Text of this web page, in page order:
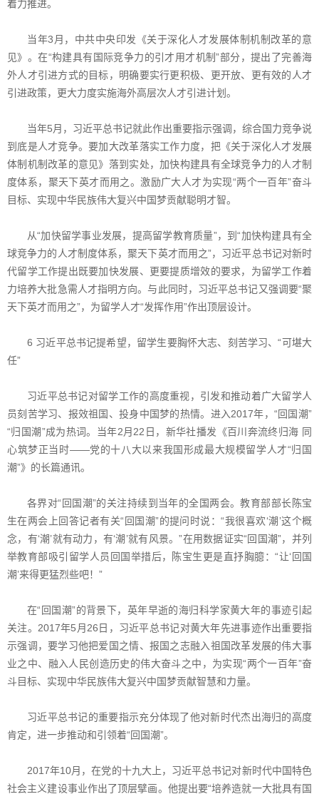
着力推进。
当年3月，中共中央印发《关于深化人才发展体制机制改革的意
见》。在“构建具有国际竞争力的引才用才机制”部分，提出了完善海
外人才引进方式的目标，明确要实行更积极、更开放、更有效的人才
引进政策，更大力度实施海外高层次人才引进计划。
当年5月，习近平总书记就此作出重要指示强调，综合国力竞争说
到底是人才竞争。要加大改革落实工作力度，把《关于深化人才发展
体制机制改革的意见》落到实处，加快构建具有全球竞争力的人才制
度体系，聚天下英才而用之。激励广大人才为实现“两个一百年”奋斗
目标、实现中华民族伟大复兴中国梦贡献聪明才智。
从“加快留学事业发展，提高留学教育质量”，到“加快构建具有全
球竞争力的人才制度体系，聚天下英才而用之”，习近平总书记对新时
代留学工作提出既要加快发展、更要提质增效的要求，为留学工作着
力培养大批急需人才指明方向。与此同时，习近平总书记又强调要“聚
天下英才而用之”，为留学人才“发挥作用”作出顶层设计。
6 习近平总书记提希望，留学生要胸怀大志、刻苦学习、“可堪大
任”
习近平总书记对留学工作的高度重视，引发和推动着广大留学人
员刻苦学习、报效祖国、投身中国梦的热情。进入2017年，“回国潮”
“归国潮”成为热词。当年2月22日，新华社播发《百川奔流终归海 同
心筑梦正当时——党的十八大以来我国形成最大规模留学人才“归国
潮”》的长篇通讯。
各界对“回国潮”的关注持续到当年的全国两会。教育部部长陈宝
生在两会上回答记者有关“回国潮”的提问时说：“我很喜欢‘潮’这个概
念，有‘潮’就有动力，有‘潮’就有风景。”在用数据证实“回国潮”，并列
举教育部吸引留学人员回国举措后，陈宝生更是直抒胸臆：“让‘回国
潮’来得更猛烈些吧！”
在“回国潮”的背景下，英年早逝的海归科学家黄大年的事迹引起
关注。2017年5月26日，习近平总书记对黄大年先进事迹作出重要指
示强调，要学习他把爱国之情、报国之志融入祖国改革发展的伟大事
业之中、融入人民创造历史的伟大奋斗之中，为实现“两个一百年”奋
斗目标、实现中华民族伟大复兴中国梦贡献智慧和力量。
习近平总书记的重要指示充分体现了他对新时代杰出海归的高度
肯定，进一步推动和引领着“回国潮”。
2017年10月，在党的十九大上，习近平总书记对新时代中国特色
社会主义建设事业作出了顶层擘画。他提出要“培养造就一大批具有国